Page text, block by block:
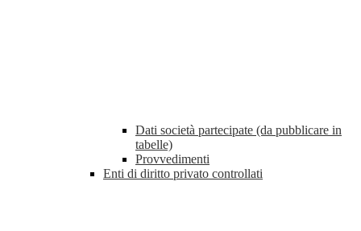
Dati società partecipate (da pubblicare in
tabelle)
Provvedimenti
Enti di diritto privato controllati